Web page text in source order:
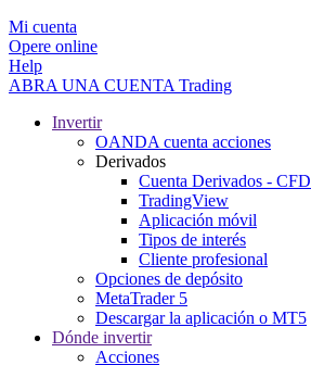
Mi cuenta
Opere online
Help
ABRA UNA CUENTA Trading
Invertir
OANDA cuenta acciones
Derivados
Cuenta Derivados - CFD
TradingView
Aplicación móvil
Tipos de interés
Cliente profesional
Opciones de depósito
MetaTrader 5
Descargar la aplicación o MT5
Dónde invertir
Acciones